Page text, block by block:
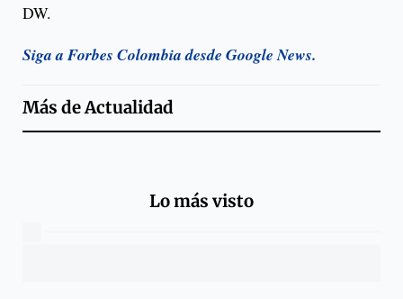
DW.
Siga a Forbes Colombia desde Google News.
Más deActualidad
Lo más visto